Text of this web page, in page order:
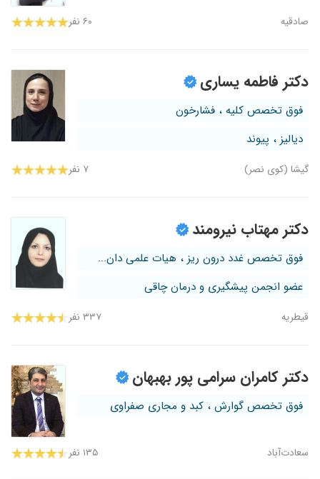
صادقیه ۶۰ نفر
دکتر فاطمه یساری
فوق تخصص کلیه ، فشارخون
دیالیز ، پیوند
گیشا (کوی نصر) ۷ نفر
دکتر مهتاب نیرومند
فوق تخصص غدد درون ریز ، هیات علمی دان...
عضو انجمن پیشگیری و درمان چاقی
قیطریه ۳۳۷ نفر
دکتر کامران سرامی پور بهبهان
فوق تخصص گوارش ، کبد و مجاری صفراوی
سعادت‌آباد ۱۳۵ نفر